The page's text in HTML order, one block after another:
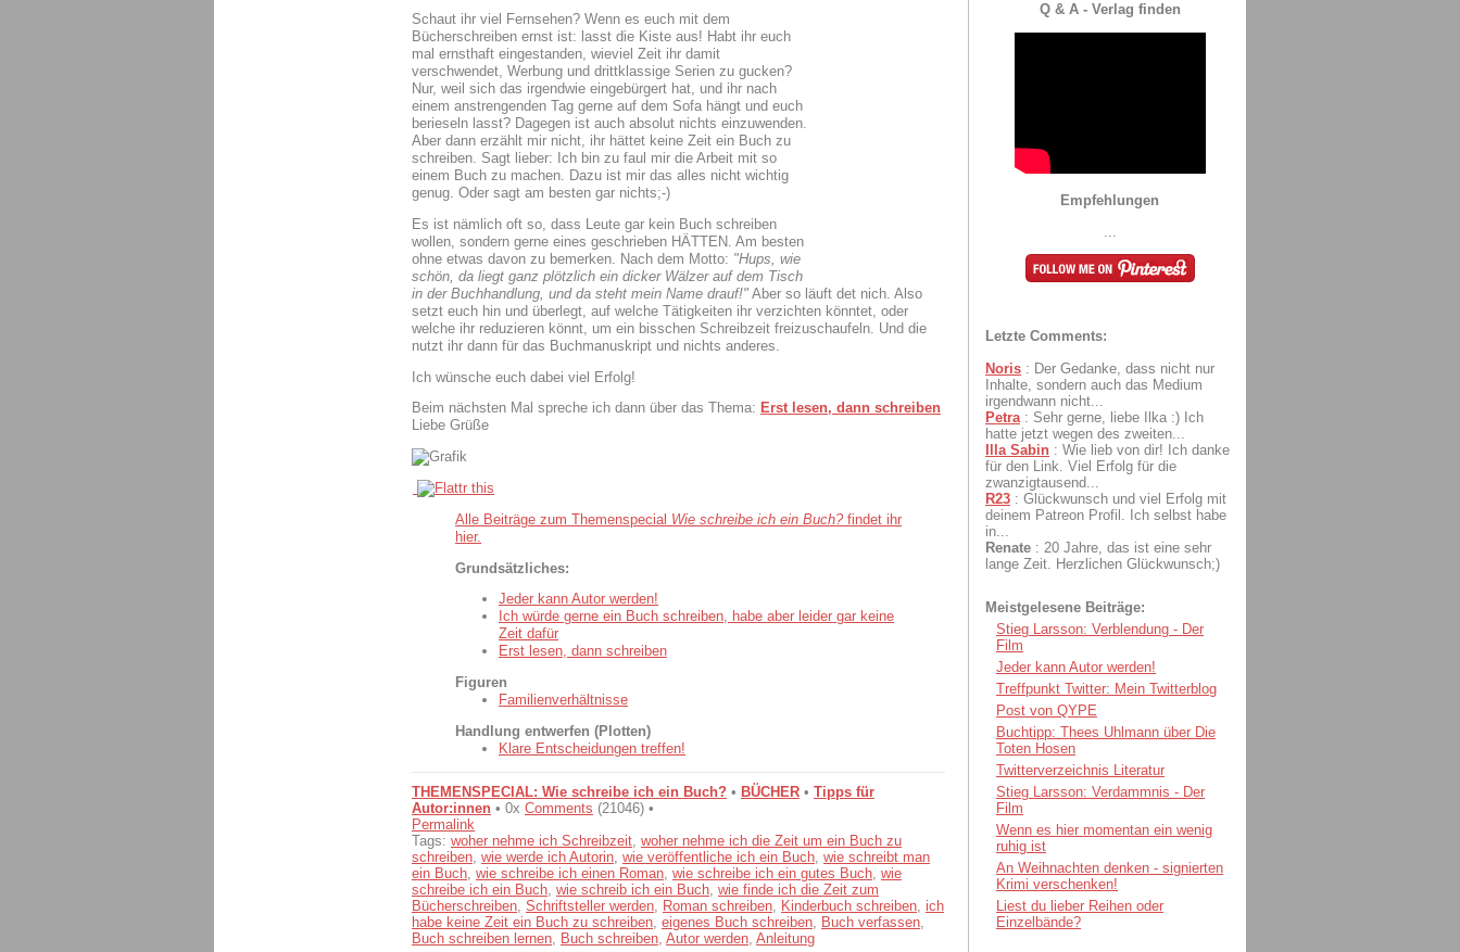
Schaut ihr viel Fernsehen? Wenn es euch mit dem
Bücherschreiben ernst ist: lasst die Kiste aus! Habt ihr euch
mal ernsthaft eingestanden, wieviel Zeit ihr damit
verschwendet, Werbung und drittklassige Serien zu gucken?
Nur, weil sich das irgendwie eingebürgert hat, und ihr nach
einem anstrengenden Tag gerne auf dem Sofa hängt und euch
berieseln lasst? Dagegen ist auch absolut nichts einzuwenden.
Aber dann erzählt mir nicht, ihr hättet keine Zeit ein Buch zu
schreiben. Sagt lieber: Ich bin zu faul mir die Arbeit mit so
einem Buch zu machen. Dazu ist mir das alles nicht wichtig
genug. Oder sagt am besten gar nichts;-)
Es ist nämlich oft so, dass Leute gar kein Buch schreiben
wollen, sondern gerne eines geschrieben HÄTTEN. Am besten
ohne etwas davon zu bemerken. Nach dem Motto: "Hups, wie
schön, da liegt ganz plötzlich ein dicker Wälzer auf dem Tisch
in der Buchhandlung, und da steht mein Name drauf!" Aber so läuft det nich. Also
setzt euch hin und überlegt, auf welche Tätigkeiten ihr verzichten könntet, oder
welche ihr reduzieren könnt, um ein bisschen Schreibzeit freizuschaufeln. Und die
nutzt ihr dann für das Buchmanuskript und nichts anderes.
Ich wünsche euch dabei viel Erfolg!
Beim nächsten Mal spreche ich dann über das Thema: Erst lesen, dann schreiben
Liebe Grüße
Alle Beiträge zum Themenspecial Wie schreibe ich ein Buch?findet ihr
hier.
Grundsätzliches:
Jeder kann Autor werden!
Ich würde gerne ein Buch schreiben, habe aber leider gar keine
Zeit dafür
Erst lesen, dann schreiben
Figuren
Familienverhältnisse
Handlung entwerfen (Plotten)
Klare Entscheidungen treffen!
THEMENSPECIAL: Wie schreibe ich ein Buch? • BÜCHER • Tipps für
Autor:innen • 0x Comments (21046) •
Permalink
Tags: woher nehme ich Schreibzeit woher nehme ich die Zeit um ein Buch zu
schreiben wie werde ich Autorin wie veröffentliche ich ein Buch wie schreibt man
ein Buch wie schreibe ich einen Roman wie schreibe ich ein gutes Buch wie
schreibe ich ein Buch wie schreib ich ein Buch wie finde ich die Zeit zum
Bücherschreiben Schriftsteller werden Roman schreiben Kinderbuch schreiben ich
habe keine Zeit ein Buch zu schreiben eigenes Buch schreiben Buch verfassen
Buch schreiben lernen
Buch schreiben Autor werden Anleitung
Q & A - Verlag finden
Empfehlungen
Letzte Comments:
Noris : Der Gedanke, dass nicht nur
Inhalte, sondern auch das Medium
irgendwann nicht...
Petra : Sehr gerne, liebe Ilka :) Ich
hatte jetzt wegen des zweiten...
Illa Sabin : Wie lieb von dir! Ich danke
für den Link. Viel Erfolg für die
zwanzigtausend...
R23 : Glückwunsch und viel Erfolg mit
deinem Patreon Profil. Ich selbst habe
in...
Renate : 20 Jahre, das ist eine sehr
lange Zeit. Herzlichen Glückwunsch;)
Meistgelesene Beiträge:
Stieg Larsson: Verblendung - Der
Film
Jeder kann Autor werden!
Treffpunkt Twitter: Mein Twitterblog
Post von QYPE
Buchtipp: Thees Uhlmann über Die
Toten Hosen
Twitterverzeichnis Literatur
Stieg Larsson: Verdammnis - Der
Film
Wenn es hier momentan ein wenig
ruhig ist
An Weihnachten denken - signierten
Krimi verschenken!
Liest du lieber Reihen oder
Einzelbände?